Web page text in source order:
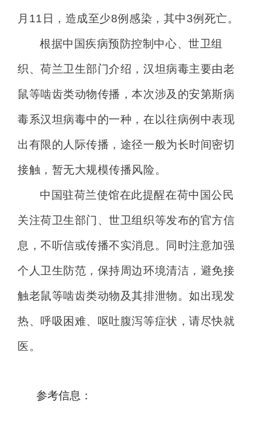
月11日，造成至少8例感染，其中3例死亡。
根据中国疾病预防控制中心、世卫组
织、荷兰卫生部门介绍，汉坦病毒主要由老
鼠等啮齿类动物传播，本次涉及的安第斯病
毒系汉坦病毒中的一种，在以往病例中表现
出有限的人际传播，途径一般为长时间密切
接触，暂无大规模传播风险。
中国驻荷兰使馆在此提醒在荷中国公民
关注荷卫生部门、世卫组织等发布的官方信
息，不听信或传播不实消息。同时注意加强
个人卫生防范，保持周边环境清洁，避免接
触老鼠等啮齿类动物及其排泄物。如出现发
热、呼吸困难、呕吐腹泻等症状，请尽快就
医。
参考信息：